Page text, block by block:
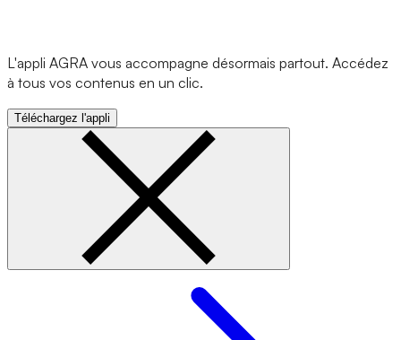
L'appli AGRA vous accompagne désormais partout. Accédez
à tous vos contenus en un clic.
Téléchargez l'appli